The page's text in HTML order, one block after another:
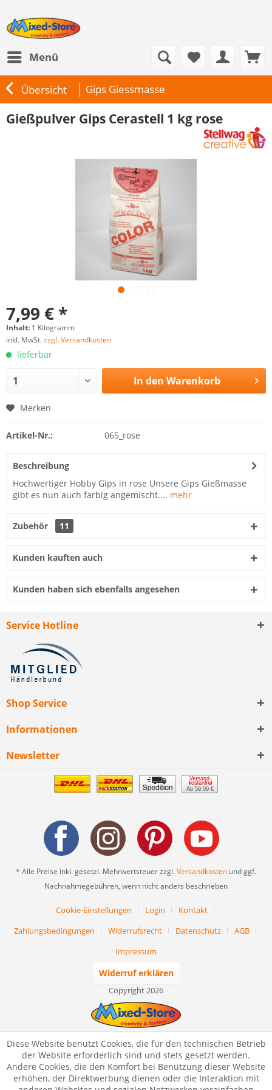
Menü
Übersicht Gips Giessmasse
Gießpulver Gips Cerastell 1 kg rose
7,99 € *
Inhalt: 1 Kilogramm
inkl. MwSt.zzgl. Versandkosten
lieferbar
In den Warenkorb
Merken
Artikel-Nr.: 065_rose
Beschreibung
Hochwertiger Hobby Gips in rose Unsere Gips Gießmasse
gibt es nun auch farbig angemischt.... mehr
Zubehör 11
Kunden kauften auch
Kunden haben sich ebenfalls angesehen
Service Hotline
Shop Service
Informationen
Newsletter
Ab 59,00 €
* Alle Preise inkl. gesetzl. Mehrwertsteuer zzgl.Versandkosten und ggf.
Nachnahmegebühren, wenn nicht anders beschrieben
Cookie-Einstellungen Login
Kontakt
Zahlungsbedingungen
Widerrufsrecht Datenschutz
AGB
Impressum
Widerruf erklären
Copyright 2026
Diese Website benutzt Cookies, die für den technischen Betrieb
der Website erforderlich sind und stets gesetzt werden.
Andere Cookies, die den Komfort bei Benutzung dieser Website
erhöhen, der Direktwerbung dienen oder die Interaktion mit